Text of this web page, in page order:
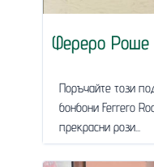
Фереро Роше
Поръчайте този
бонбони Ferrero
прекрасни рози...